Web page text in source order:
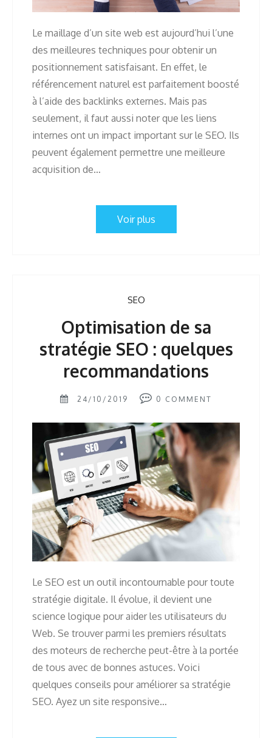
Le maillage d’un site web est aujourd’hui l’une
des meilleures techniques pour obtenir un
positionnement satisfaisant. En effet, le
référencement naturel est parfaitement boosté
à l’aide des backlinks externes. Mais pas
seulement, il faut aussi noter que les liens
internes ont un impact important sur le SEO. Ils
peuvent également permettre une meilleure
acquisition de…
Voir plus
SEO
Optimisation de sa
stratégie SEO : quelques
recommandations
24/10/2019 0 COMMENT
Le SEO est un outil incontournable pour toute
stratégie digitale. Il évolue, il devient une
science logique pour aider les utilisateurs du
Web. Se trouver parmi les premiers résultats
des moteurs de recherche peut-être à la portée
de tous avec de bonnes astuces. Voici
quelques conseils pour améliorer sa stratégie
SEO. Ayez un site responsive…